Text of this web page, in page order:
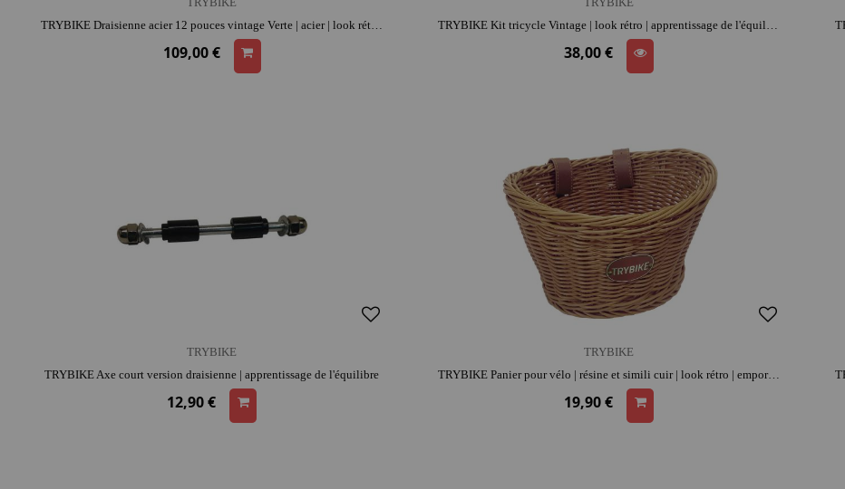
109,00 € 38,00 €
TRYBIKE
TRYBIKE Axe court version draisienne | apprentissage de l'équilibre
12,90 €
TRYBIKE
TRYBIKE Panier pour vélo | résine et simili cuir | look rétro | emporte goûter et doudou | fixation simple
19,90 €